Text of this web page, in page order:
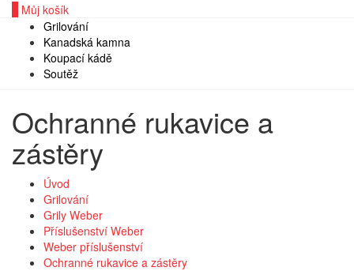
Můj košík
Grilování
Kanadská kamna
Koupací kádě
Soutěž
Ochranné rukavice a
zástěry
Úvod
Grilování
Grily Weber
Příslušenství Weber
Weber příslušenství
Ochranné rukavice a zástěry